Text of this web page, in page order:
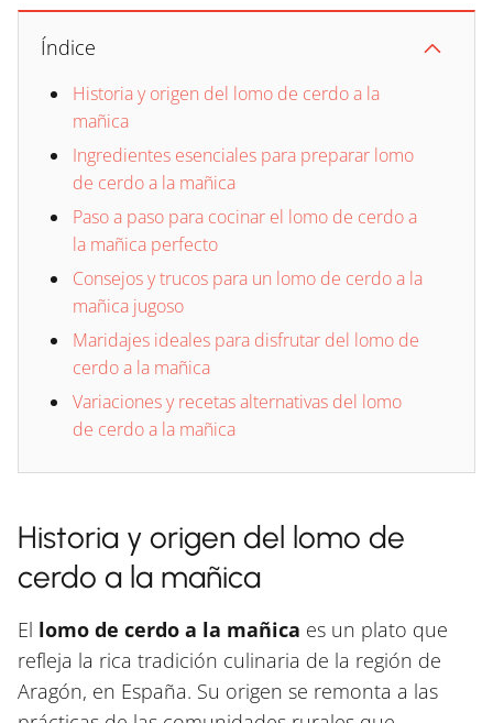
Índice
Historia y origen del lomo de cerdo a la
mañica
Ingredientes esenciales para preparar lomo
de cerdo a la mañica
Paso a paso para cocinar el lomo de cerdo a
la mañica perfecto
Consejos y trucos para un lomo de cerdo a la
mañica jugoso
Maridajes ideales para disfrutar del lomo de
cerdo a la mañica
Variaciones y recetas alternativas del lomo
de cerdo a la mañica
Historia y origen del lomo de
cerdo a la mañica
El lomo de cerdo a la mañica es un plato que
refleja la rica tradición culinaria de la región de
Aragón, en España. Su origen se remonta a las